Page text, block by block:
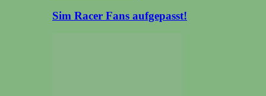
Sim Racer Fans aufgepasst!